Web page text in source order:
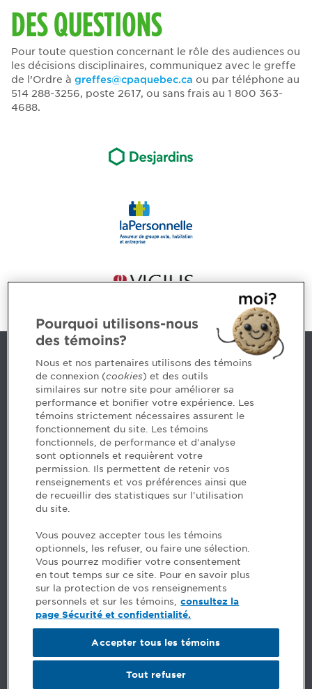
DES QUESTIONS
Pour toute question concernant le rôle des audiences ou
les décisions disciplinaires, communiquez avec le greffe
de l’Ordre à greffes@cpaquebec.ca ou par téléphone au
514 288-3256, poste 2617, ou sans frais au 1 800 363-
4688.
Nous joindre
5, Place Ville Marie, bureau 800, Montréal (Québec)
H3B 2G2
www.cpaquebec.ca
Des questions? Faites appel à notre équipe >
Envie de mettre de l’Ordre dans votre carrière? Voyez
les postes disponibles >
Facebook - Devenir CPA
Instagram
LinkedIn - CPA
LinkedIn - 20 minutes CPA
LinkedIn - Emploi CPA
TikTok
YouTube
Commentaires
Sécurité et confidentialité
Pourquoi utilisons-nous
des témoins?
Nous et nos partenaires utilisons des témoins
de connexion (cookies) et des outils
similaires sur notre site pour améliorer sa
performance et bonifier votre expérience. Les
témoins strictement nécessaires assurent le
fonctionnement du site. Les témoins
fonctionnels, de performance et d'analyse
sont optionnels et requièrent votre
permission. Ils permettent de retenir vos
renseignements et vos préférences ainsi que
de recueillir des statistiques sur l'utilisation
du site.
Vous pouvez accepter tous les témoins
optionnels, les refuser, ou faire une sélection.
Vous pourrez modifier votre consentement
en tout temps sur ce site. Pour en savoir plus
sur la protection de vos renseignements
personnels et sur les témoins, consultez la
page Sécurité et confidentialité.
Tout refuser
Accepter tous les témoins